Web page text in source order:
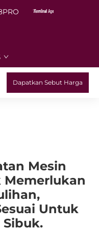
Dapatkan Sebut Harga
Mesin
Memerlukan
Untuk